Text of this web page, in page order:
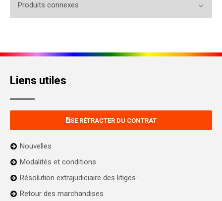
Produits connexes
Liens utiles
SE RÉTRACTER DU CONTRAT
Nouvelles
Modalités et conditions
Résolution extrajudiciaire des litiges
Retour des marchandises